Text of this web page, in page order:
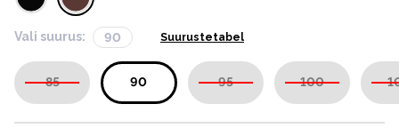
Vali suurus: 90 Suurustetabel
85 90 95 100